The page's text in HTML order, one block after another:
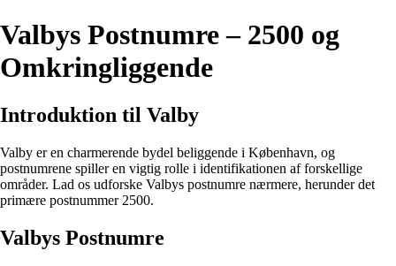
Valbys Postnumre – 2500 og
Omkringliggende
Introduktion til Valby
Valby er en charmerende bydel beliggende i København, og
postnumrene spiller en vigtig rolle i identifikationen af forskellige
områder. Lad os udforske Valbys postnumre nærmere, herunder det
primære postnummer 2500.
Valbys Postnumre